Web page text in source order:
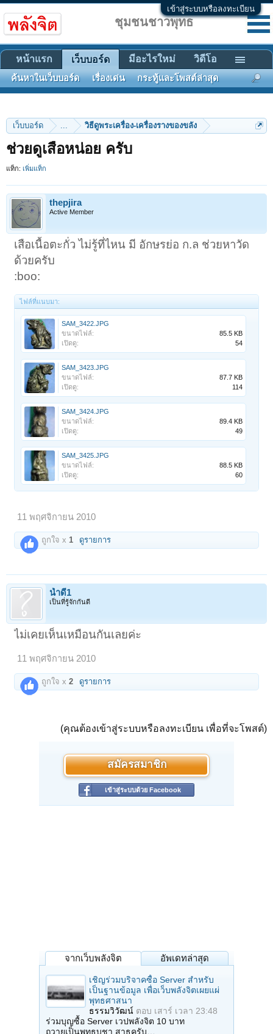
เข้าสู่ระบบหรือลงทะเบียน
เว็บบอร์ด ... วิธีดูพระเครื่อง-เครื่องรางของขลัง
ช่วยดูเสือหน่อย ครับ
แท็ก: เพิ่มแท็ก
thepjira
Active Member
เสือเนื้อตะกั่ว ไม่รู้ที่ไหน มี อักษรย่อ ก.ล ช่วยหาวัด
ด้วยครับ
:boo:
ไฟล์ที่แนบมา:
SAM_3422.JPG
ขนาดไฟล์:
85.5 KB
เปิดดู:
54
SAM_3423.JPG
ขนาดไฟล์:
87.7 KB
เปิดดู:
114
SAM_3424.JPG
ขนาดไฟล์:
89.4 KB
เปิดดู:
49
SAM_3425.JPG
ขนาดไฟล์:
88.5 KB
เปิดดู:
60
11 พฤศจิกายน 2010
ถูกใจ x1 ดูรายการ
น้ำดี1
เป็นที่รู้จักกันดี
ไม่เคยเห็นเหมือนกันเลยค่ะ
11 พฤศจิกายน 2010
ถูกใจ x2 ดูรายการ
(คุณต้องเข้าสู่ระบบหรือลงทะเบียน เพื่อที่จะโพสต์)
สมัครสมาชิก
เข้าสู่ระบบด้วย Facebook
จากเว็บพลังจิต อัพเดทล่าสุด
เชิญร่วมบริจาคซื้อ Server สำหรับ
เป็นฐานข้อมูล เพื่อเว็บพลังจิตเผยแผ่
พุทธศาสนา
ธรรมวิวัฒน์ ตอบ เสาร์ เวลา 23:48
ร่วมบุญซื้อ Server เวปพลังจิต 10 บาท
ถวายเป็นพุทธบูชา สาธุครับ…
ชุมชนชาวพุทธ
หน้าแรก เว็บบอร์ด
ค้นหาในเว็บบอร์ด เรื่องเด่น กระทู้และโพสต์ล่าสุด
มีอะไรใหม่ วิดีโอ